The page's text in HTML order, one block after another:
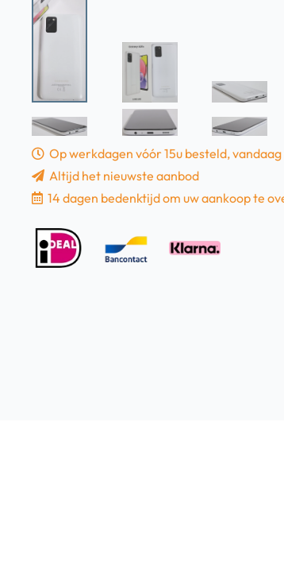
Op werkdagen vóór 15u besteld,
Altijd het nieuwste aanbod
14 dagen bedenktijd om uw aankoop te